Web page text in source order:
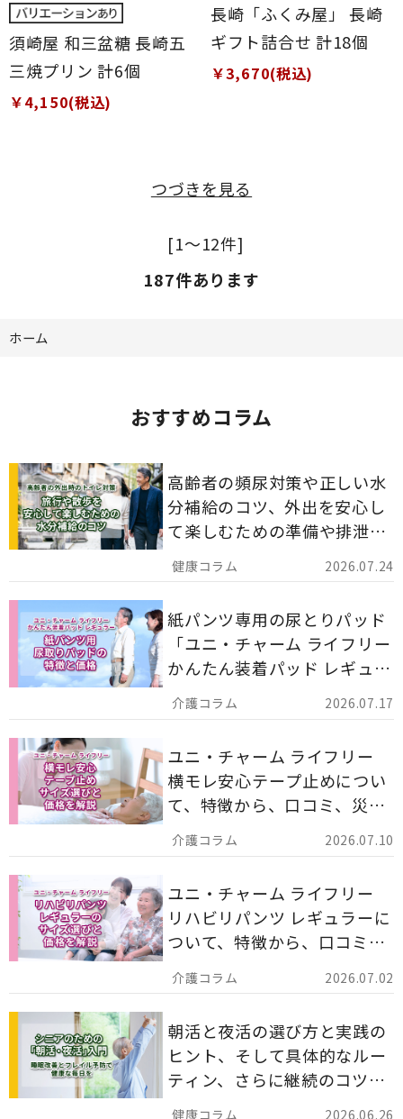
須崎屋 和三盆糖 長崎五
三焼プリン 計6個
￥4,150(税込)
長崎「ふくみ屋」 長崎
ギフト詰合せ 計18個
￥3,670(税込)
つづきを見る
[1～12件]
187件あります
ホーム
おすすめコラム
2026.07.24
高齢者の頻尿対策や正しい水
分補給のコツ、外出を安心し
て楽しむための準備や排泄ケ
ア用品の選び方を解説しま
す。
2026.07.17
紙パンツ専用の尿とりパッド
「ユニ・チャーム ライフリー
かんたん装着パッド レギュラ
ー 計162枚」について解説し
ます。
2026.07.10
ユニ・チャーム ライフリー
横モレ安心テープ止めについ
て、特徴から、口コミ、災害
備蓄としての活用法まで分か
りやすく解説します。
2026.07.02
ユニ・チャーム ライフリー
リハビリパンツ レギュラーに
ついて、特徴から、口コミ、
災害備蓄としての活用法まで
分かりやすく解説します。
2026.06.26
朝活と夜活の選び方と実践の
ヒント、そして具体的なルー
ティン、さらに継続のコツま
でを詳しくご紹介します。